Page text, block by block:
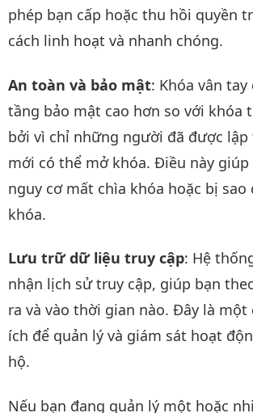
phép bạn cấp hoặc thu hồi quyền
cách linh hoạt và nhanh chóng.
An toàn và bảo mật: Khóa vân
tầng bảo mật cao hơn so với khóa
bởi vì chỉ những người đã được
mới có thể mở khóa. Điều này giúp
nguy cơ mất chìa khóa hoặc bị sao
khóa.
Lưu trữ dữ liệu truy cập: Hệ
nhận lịch sử truy cập, giúp bạn
ra và vào thời gian nào. Đây là một
ích để quản lý và giám sát hoạt
hộ.
Nếu bạn đang quản lý một hoặc